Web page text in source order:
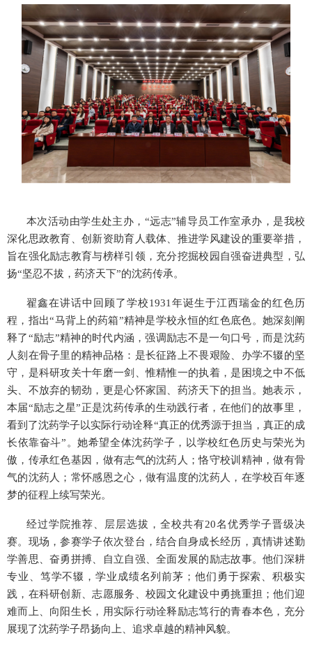
本次活动由学生处主办， “远志”辅导员工作室承办，是我校
深化思政教育、创新资助育人载体、推进学风建设的重要举措，
旨在强化励志教育与榜样引领，充分挖掘校园自强奋进典型，弘
扬“坚忍不拔，药济天下”的沈药传承。
翟鑫在讲话中回顾了学校1931年诞生于江西瑞金的红色历
程，指出“马背上的药箱”精神是学校永恒的红色底色。她深刻阐
释了“励志”精神的时代内涵，强调励志不是一句口号，而是沈药
人刻在骨子里的精神品格：是长征路上不畏艰险、办学不辍的坚
守，是科研攻关十年磨一剑、惟精惟一的执着，是困境之中不低
头、不放弃的韧劲，更是心怀家国、药济天下的担当。她表示，
本届“励志之星”正是沈药传承的生动践行者，在他们的故事里，
看到了沈药学子以实际行动诠释“真正的优秀源于担当，真正的成
长依靠奋斗”。她希望全体沈药学子，以学校红色历史与荣光为
傲，传承红色基因，做有志气的沈药人；恪守校训精神，做有骨
气的沈药人；常怀感恩之心，做有温度的沈药人，在学校百年逐
梦的征程上续写荣光。
经过学院推荐、层层选拔，全校共有20名优秀学子晋级决
赛。现场，参赛学子依次登台，结合自身成长经历，真情讲述勤
学善思、奋勇拼搏、自立自强、全面发展的励志故事。他们深耕
专业、笃学不辍，学业成绩名列前茅；他们勇于探索、积极实
践，在科研创新、志愿服务、校园文化建设中勇挑重担；他们迎
难而上、向阳生长，用实际行动诠释励志笃行的青春本色，充分
展现了沈药学子昂扬向上、追求卓越的精神风貌。